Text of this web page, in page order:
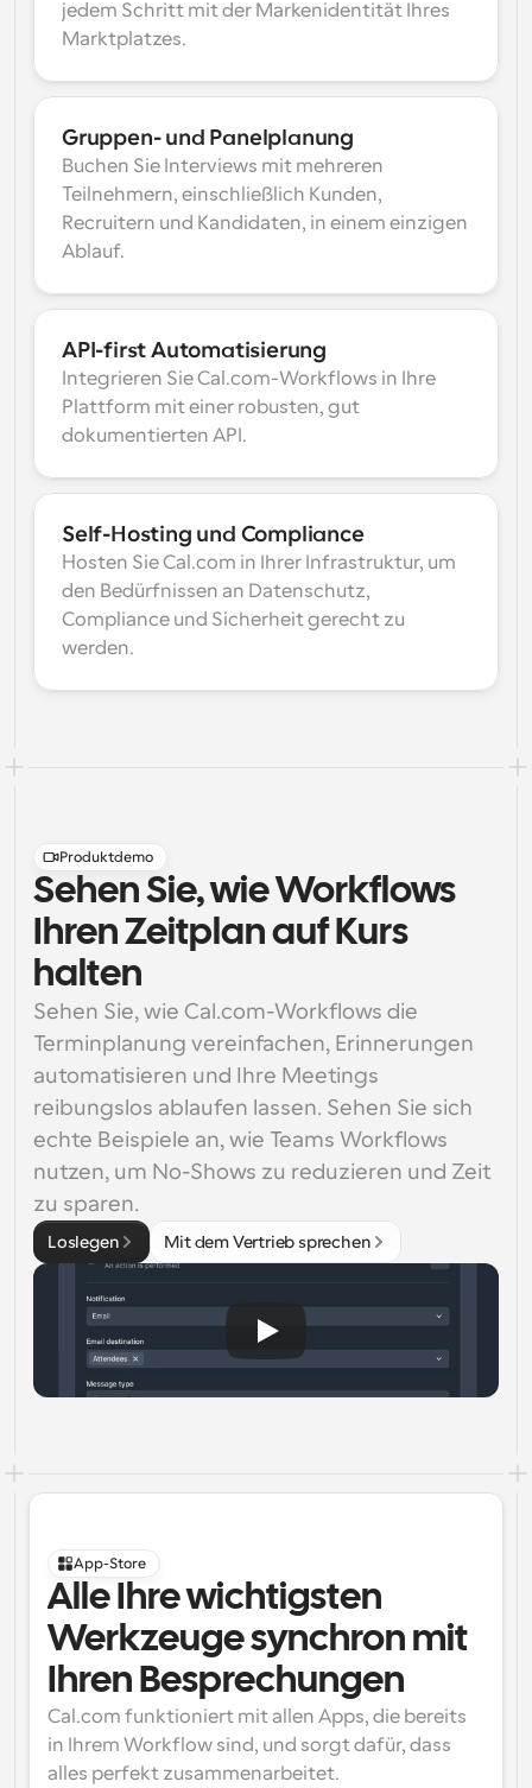
jedem Schritt mit der Markenidentität Ihres
Marktplatzes.
Gruppen- und Panelplanung
Buchen Sie Interviews mit mehreren
Teilnehmern, einschließlich Kunden,
Recruitern und Kandidaten, in einem einzigen
Ablauf.
API-first Automatisierung
Integrieren Sie Cal.com-Workflows in Ihre
Plattform mit einer robusten, gut
dokumentierten API.
Self-Hosting und Compliance
Hosten Sie Cal.com in Ihrer Infrastruktur, um
den Bedürfnissen an Datenschutz,
Compliance und Sicherheit gerecht zu
werden.
Produktdemo
Sehen Sie, wie Workflows
Ihren Zeitplan auf Kurs
halten
Sehen Sie, wie Cal.com-Workflows die
Terminplanung vereinfachen, Erinnerungen
automatisieren und Ihre Meetings
reibungslos ablaufen lassen. Sehen Sie sich
echte Beispiele an, wie Teams Workflows
nutzen, um No-Shows zu reduzieren und Zeit
zu sparen.
Loslegen Mit dem Vertrieb sprechen
App-Store
Alle Ihre wichtigsten
Werkzeuge synchron mit
Ihren Besprechungen
Cal.com funktioniert mit allen Apps, die bereits
in Ihrem Workflow sind, und sorgt dafür, dass
alles perfekt zusammenarbeitet.